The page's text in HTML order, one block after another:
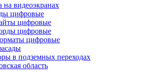
на видеоэкранах
цифровые
цифровые
цифровые
цифровые
в подземных переходах
область